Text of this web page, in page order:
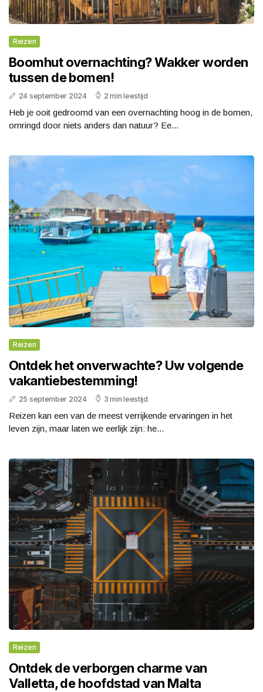
Reizen
Boomhut overnachting? Wakker worden
tussen de bomen!
24 september 2024 2 min leestijd
Heb je ooit gedroomd van een overnachting hoog in de bomen,
omringd door niets anders dan natuur? Ee...
Reizen
Ontdek het onverwachte? Uw volgende
vakantiebestemming!
25 september 2024 3 min leestijd
Reizen kan een van de meest verrijkende ervaringen in het
leven zijn, maar laten we eerlijk zijn: he...
Reizen
Ontdek de verborgen charme van
Valletta, de hoofdstad van Malta